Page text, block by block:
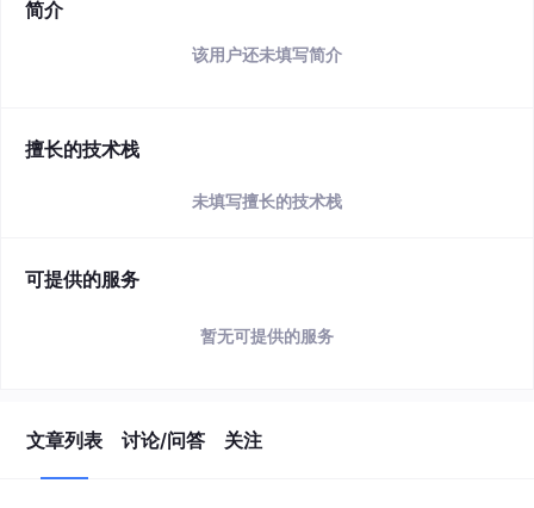
简介
该用户还未填写简介
擅长的技术栈
未填写擅长的技术栈
可提供的服务
暂无可提供的服务
文章列表 讨论/问答 关注